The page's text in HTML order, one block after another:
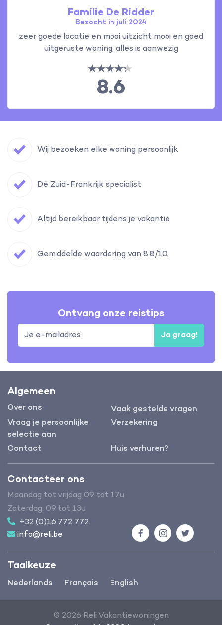
Familie De Ridder
Bezocht in juli 2024
zeer goede locatie en mooi uitzicht mooi en goed
uitgeruste woning, alles is aanwezig
8.6
Wij bezoeken elke woning persoonlijk
Dé Zuid-Frankrijk specialist
Altijd bereikbaar tijdens je vakantie
Gemiddelde waardering van 8.8/10.
Ontvang onze reistips
Ja graag!
Algemeen
Over ons
Vaak gestelde vragen
Vraag je persoonlijke
selectie aan
Verzekering
Contact Huis verhuren?
Taalkeuze
Nederlands Français English
Contacteer ons
Maandag tot vrijdag 09 tot 17u
Zaterdag: 09 tot 13u
+32 (0)16 772 772
info@reli.be
FacebookInstagramTwitter
© 2026 Reli Vakantiewoningen